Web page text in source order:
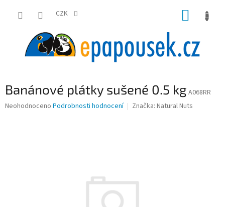
CZK
Banánové plátky sušené 0.5 kg A068RR
Průměrné
Neohodnoceno Podrobnosti hodnocení Značka: Natural Nuts